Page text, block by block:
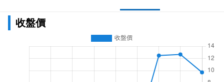
收盤價